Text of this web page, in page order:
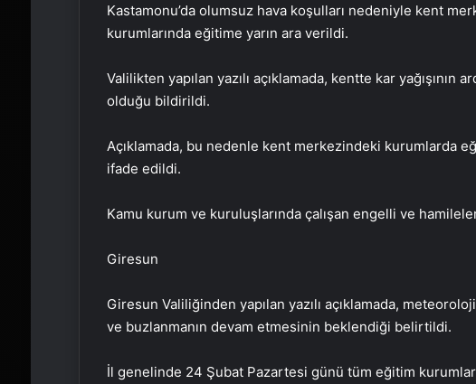
Kastamonu’da olumsuz hava koşulları nedeniyle kent
kurumlarında eğitime yarın ara verildi.
Valilikten yapılan yazılı açıklamada, kentte kar
olduğu bildirildi.
Açıklamada, bu nedenle kent merkezindeki kurumlarda
ifade edildi.
Kamu kurum ve kuruluşlarında çalışan engelli ve
Giresun
Giresun Valiliğinden yapılan yazılı açıklamada,
ve buzlanmanın devam etmesinin beklendiği belirtildi.
İl genelinde 24 Şubat Pazartesi günü tüm eğitim